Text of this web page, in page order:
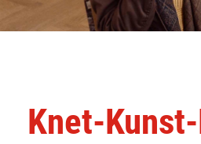
Knet-